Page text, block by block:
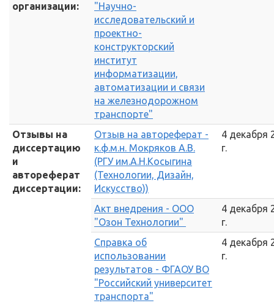
организации:
"Научно-
исследовательский и
проектно-
конструкторский
институт
информатизации,
автоматизации и связи
на железнодорожном
транспорте"
Отзывы на
диссертацию
и
автореферат
диссертации:
Отзыв на автореферат -
к.ф.м.н. Мокряков А.В.
(РГУ им.А.Н.Косыгина
(Технологии, Дизайн,
Искусство))
4 декабря
г.
Акт внедрения - ООО
"Озон Технологии"
4 декабря
г.
Справка об
использовании
результатов - ФГАОУ ВО
"Российский университет
транспорта"
4 декабря
г.